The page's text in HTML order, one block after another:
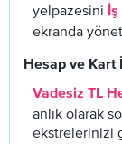
yelpazesini
ekranda
Hesap ve Kart
Vadesiz TL
anlık olarak
ekstrelerinizi